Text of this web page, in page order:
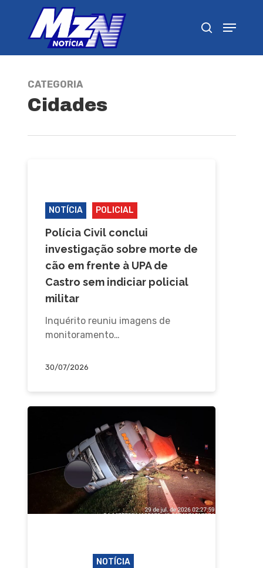
CATEGORIA
Cidades
NOTÍCIA POLICIAL
Polícia Civil conclui
investigação sobre morte de
cão em frente à UPA de
Castro sem indiciar policial
militar
Inquérito reuniu imagens de
monitoramento…
30/07/2026
NOTÍCIA